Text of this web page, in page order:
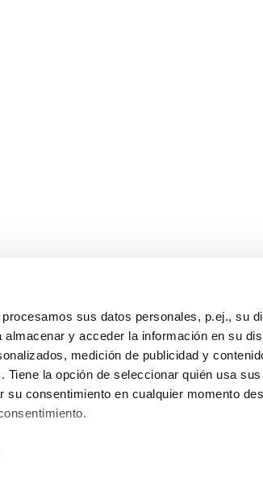
procesamos sus datos personales, p.ej., su
y acceder la información en su
medición de publicidad y
Tiene la opción de seleccionar quién usa
su consentimiento en cualquier momento